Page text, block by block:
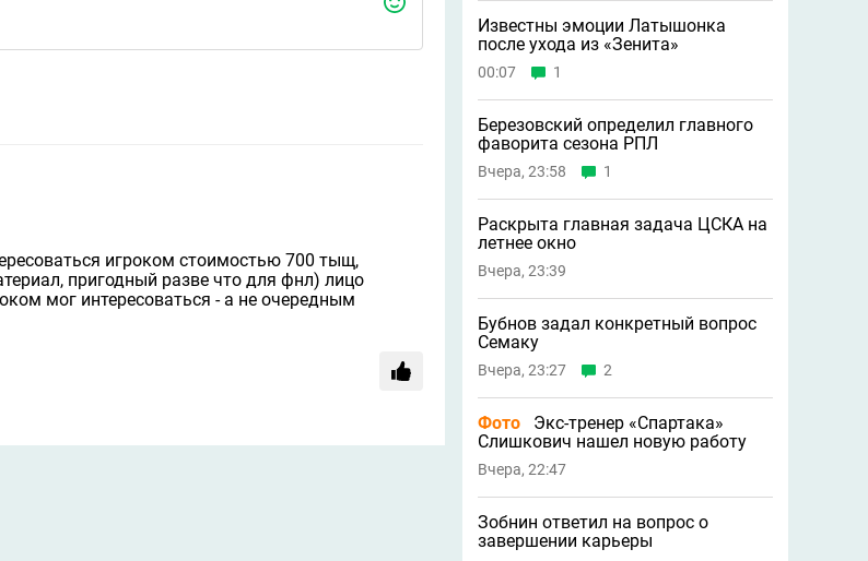
игроком стоимостью 700 тыщ,
пригодный разве что для фнл) лицо
мог интересоваться - а не очередным
Известны эмоции Латышонка
после ухода из «Зенита»
00:07 1
Березовский определил главного
фаворита сезона РПЛ
Вчера, 23:58 1
Раскрыта главная задача ЦСКА на
летнее окно
Вчера, 23:39
Бубнов задал конкретный вопрос
Семаку
Вчера, 23:27 2
Фото
Экс-тренер «Спартака»
Слишкович нашел новую работу
Вчера, 22:47
Зобнин ответил на вопрос о
завершении карьеры